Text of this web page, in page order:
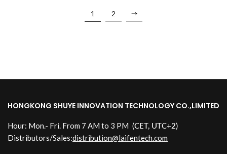
1 2
HONGKONG SHUYE INNOVATION TECHNOLOGY CO.,LIMITED
Hour: Mon.- Fri. From 7 AM to 3 PM (CET, UTC+2)
Distributors/Sales:distribution@laifentech.com